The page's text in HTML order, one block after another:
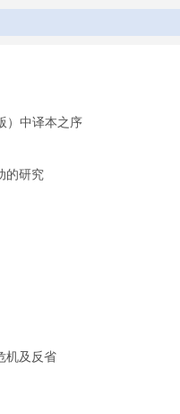
）中译本之序
的研究
机及反省